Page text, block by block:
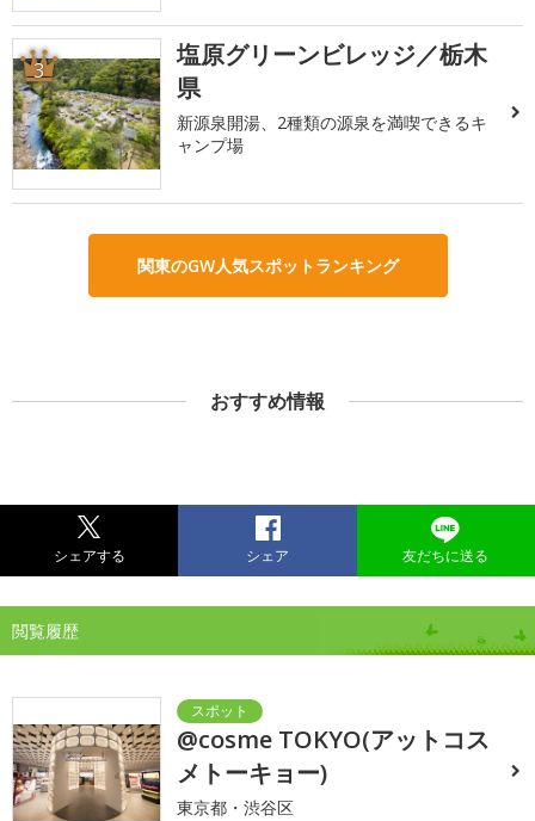
3
塩原グリーンビレッジ／栃木
県
新源泉開湯、2種類の源泉を満喫できるキ
ャンプ場
関東のGW人気スポットランキング
おすすめ情報
シェアする シェア 友だちに送る
閲覧履歴
@cosme TOKYO(アットコス
メトーキョー)
東京都・渋谷区